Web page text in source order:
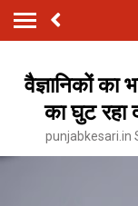
वैज्ञानिकों का
का घुट रहा
punjabkesari.in